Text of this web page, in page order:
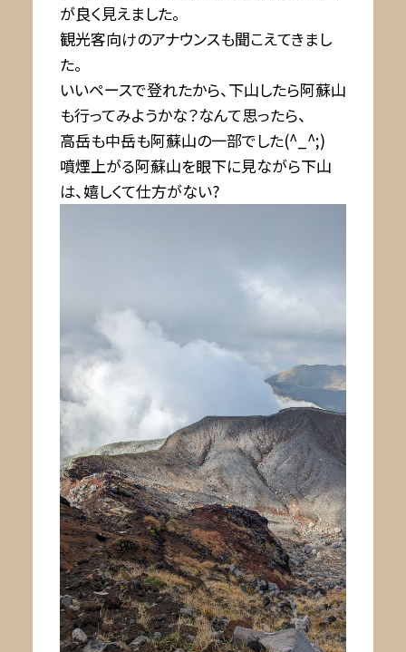
が良く見えました。
観光客向けのアナウンスも聞こえてきまし
た。
いいペースで登れたから、下山したら阿蘇山
も行ってみようかな？なんて思ったら、
高岳も中岳も阿蘇山の一部でした(^_^;)
噴煙上がる阿蘇山を眼下に見ながら下山
は、嬉しくて仕方がない?